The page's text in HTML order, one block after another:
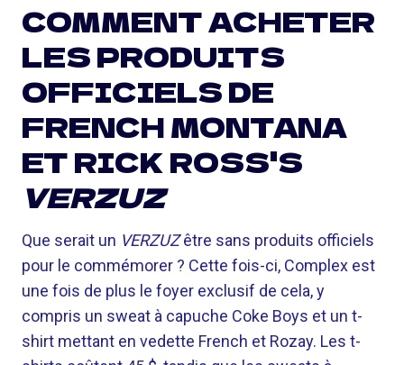
COMMENT ACHETER
LES PRODUITS
OFFICIELS DE
FRENCH MONTANA
ET RICK ROSS'S
VERZUZ
Que serait un VERZUZêtre sans produits officiels
pour le commémorer ? Cette fois-ci, Complex est
une fois de plus le foyer exclusif de cela, y
compris un sweat à capuche Coke Boys et un t-
shirt mettant en vedette French et Rozay. Les t-